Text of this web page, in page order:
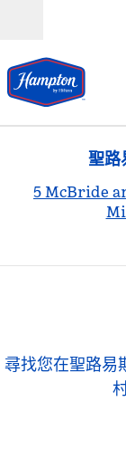
聖路
5 McBride
尋找您在聖路易